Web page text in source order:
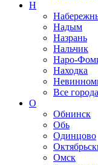
Н
Надым
Назрань
Нальчик
Наро-
Находка
Все
О
Обнинск
Обь
Одинцово
Омск